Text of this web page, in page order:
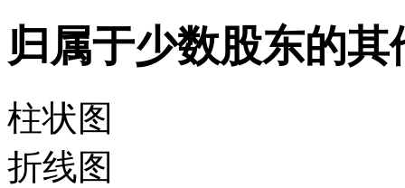
归属于少数股东的
柱状图
折线图